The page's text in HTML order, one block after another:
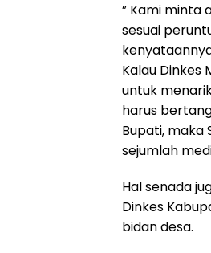
” Kami minta
sesuai
Kalau Dinkes
untuk
harus
Bupati, maka
sejumlah
Hal senada
Dinkes
bidan desa.